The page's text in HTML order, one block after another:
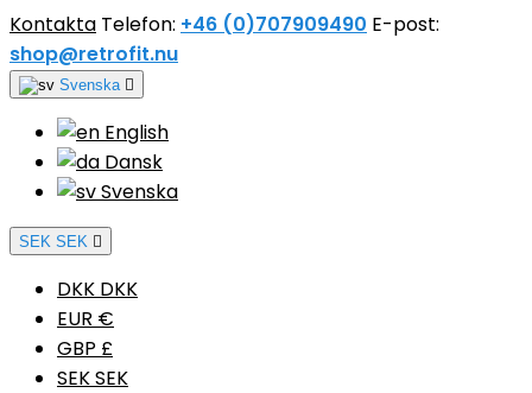
Kontakta Telefon: +46 (0)707909490 E-post:
shop@retrofit.nu
Svenska 
English
Dansk
Svenska
SEK SEK 
DKK DKK
EUR €
GBP £
SEK SEK